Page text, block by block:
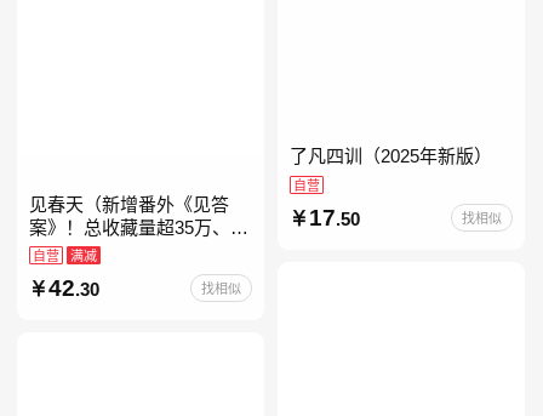
了凡四训（2025年新版）
自营
17.50 找相似
见春天（新增番外《见答
案》！总收藏量超35万、点
击量破千万！晋江人气作者
纵虎嗅花 催泪之作！）
自营 满减
42.30 找相似